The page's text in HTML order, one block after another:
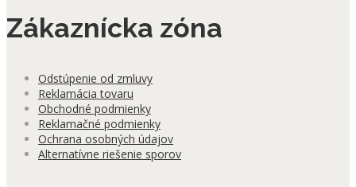
Zákaznícka zóna
Odstúpenie od zmluvy
Reklamácia tovaru
Obchodné podmienky
Reklamačné podmienky
Ochrana osobných údajov
Alternatívne riešenie sporov